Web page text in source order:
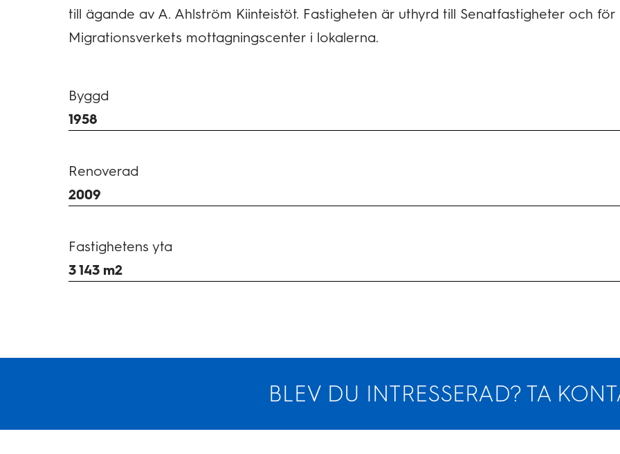
till ägande av A. Ahlström Kiinteistöt. Fastigheten är uthyrd till Senatfastigheter och
Migrationsverkets mottagningscenter i lokalerna.
Byggd
1958
Renoverad
2009
Fastighetens yta
3 143 m2
BLEV DU INTRESSERAD? TA